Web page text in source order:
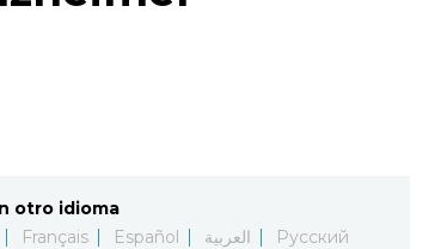
otro idioma
Français Español العربية Русский